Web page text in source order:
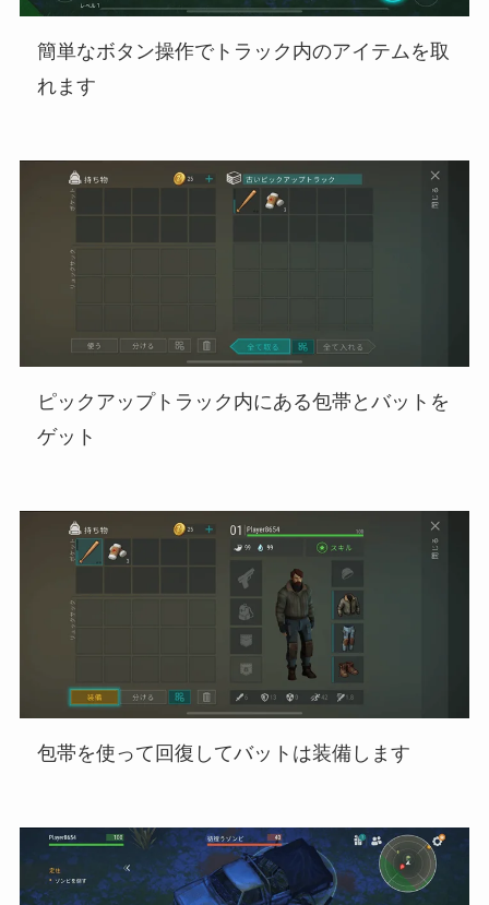
簡単なボタン操作でトラック内のアイテムを取
れます
ピックアップトラック内にある包帯とバットを
ゲット
包帯を使って回復してバットは装備します